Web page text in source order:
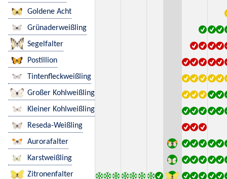
Goldene Acht
Grünaderweißling
Segelfalter
Postillion
Tintenfleckweißling
Großer Kohlweißling
Kleiner Kohlweißling
Reseda-Weißling
Aurorafalter
Karstweißling
Zitronenfalter